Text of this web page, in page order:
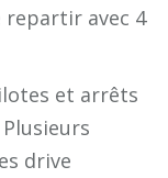
avec 4
et arrêts
drive